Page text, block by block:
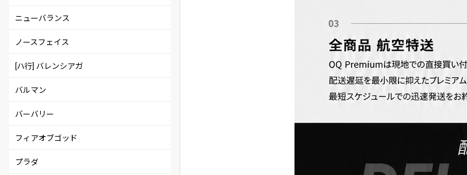
ニューバランス
ノースフェイス
[ハ行] バレンシアガ
バルマン
バーバリー
フィアオブゴッド
プラダ